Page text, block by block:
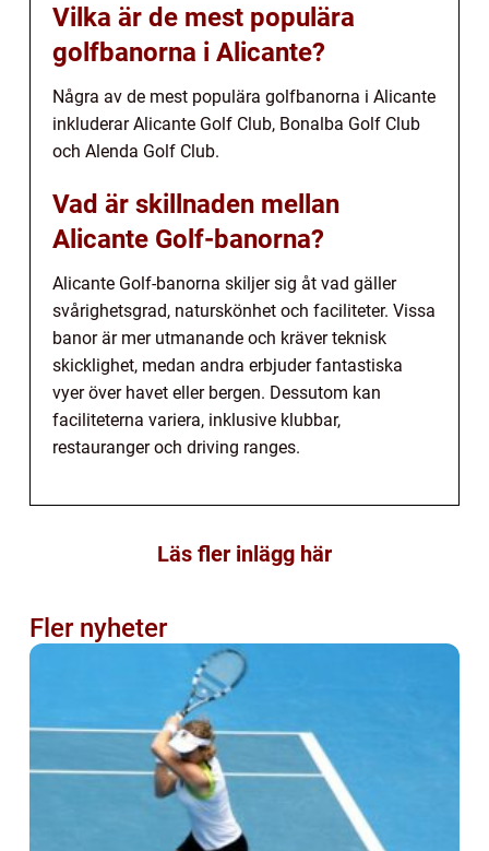
Vilka är de mest populära
golfbanorna i Alicante?
Några av de mest populära golfbanorna i Alicante
inkluderar Alicante Golf Club, Bonalba Golf Club
och Alenda Golf Club.
Vad är skillnaden mellan
Alicante Golf-banorna?
Alicante Golf-banorna skiljer sig åt vad gäller
svårighetsgrad, naturskönhet och faciliteter. Vissa
banor är mer utmanande och kräver teknisk
skicklighet, medan andra erbjuder fantastiska
vyer över havet eller bergen. Dessutom kan
faciliteterna variera, inklusive klubbar,
restauranger och driving ranges.
Läs fler inlägg här
Fler nyheter